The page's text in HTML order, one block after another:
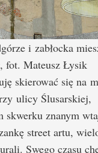
i zabłocka
, fot. Mateusz Łysik
skierować się na
ulicy Ślusarskiej,
skwerku znanym
street artu,
Swego czasu